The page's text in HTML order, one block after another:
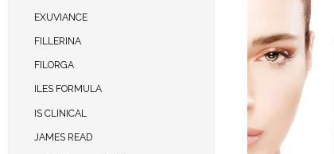
EXUVIANCE
FILLERINA
FILORGA
ILES FORMULA
IS CLINICAL
JAMES READ